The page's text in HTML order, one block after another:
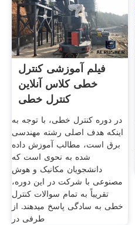
فیلم آموزشی کنترل
خطی کلاس آنلاین
کنترل خطی
در دوره کنترل خطی، با توجه به
اینکه هدف اصلی رشته مهندسی
برق است، مطالب آموزش داده
شده به نحوی است که
دانشجویان مکانیک و هوش
مصنوعی با شرکت در این دوره،
تقریباً به تمام سوالات کنترل
خطی به سادگی پاسخ می­دهند. از
طرفی در